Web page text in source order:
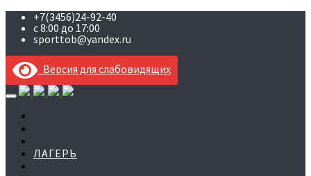
+7(3456)24-92-40
с 8:00 до 17:00
sporttob@yandex.ru
Версия для слабовидящих
Skip
to
content
ЛАГЕРЬ